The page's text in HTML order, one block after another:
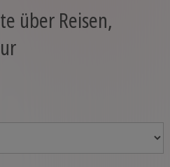
über Reisen,